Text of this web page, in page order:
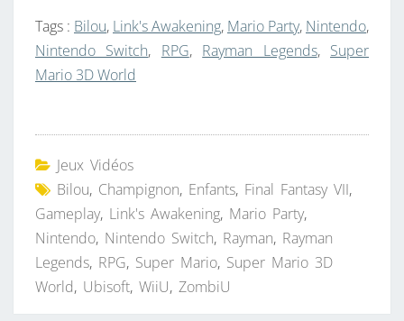
Tags : Bilou, Link's Awakening, Mario Party, Nintendo,
Nintendo Switch, RPG, Rayman Legends, Super
Mario 3D World
Jeux Vidéos
Bilou, Champignon, Enfants, Final Fantasy VII,
Gameplay, Link's Awakening, Mario Party,
Nintendo, Nintendo Switch, Rayman, Rayman
Legends, RPG, Super Mario, Super Mario 3D
World, Ubisoft, WiiU, ZombiU